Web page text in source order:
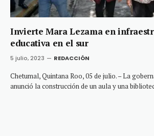
Invierte Mara Lezama en
educativa en el sur
5 julio, 2023 REDACCIÓN
Chetumal, Quintana Roo, 05 de julio. – La
anunció la construcción de un aula y una